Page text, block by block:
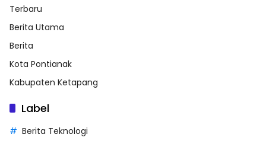
Terbaru
Berita Utama
Berita
Kota Pontianak
Kabupaten Ketapang
Label
Berita Teknologi